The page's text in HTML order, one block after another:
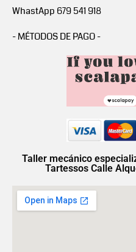
WhastApp 679 541 918
- MÉTODOS DE PAGO -
Taller mecánico
Tartessos Calle